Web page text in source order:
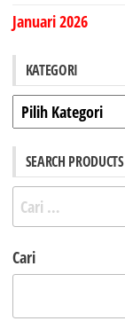
Januari 2026
KATEGORI
Kategori
SEARCH PRODUCTS
Cari
untuk:
Cari